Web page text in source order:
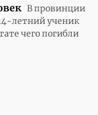
В провинции
летний ученик
чего погибли